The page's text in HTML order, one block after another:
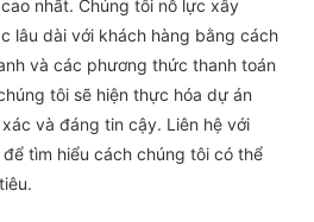
nhất. Chúng tôi nỗ lực xây
lâu dài với khách hàng bằng cách
và các phương thức thanh toán
tôi sẽ hiện thực hóa dự án
và đáng tin cậy. Liên hệ với
tìm hiểu cách chúng tôi có thể